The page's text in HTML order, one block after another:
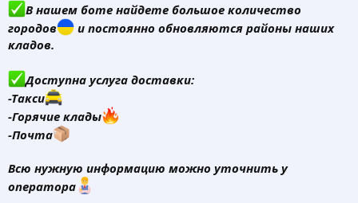
В нашем боте найдете большое количество
городов
и постоянно обновляются районы наших
кладов.
Доступна услуга доставки:
-Такси
-Горячие клады
-Почта
Всю нужную информацию можно уточнить у
оператора